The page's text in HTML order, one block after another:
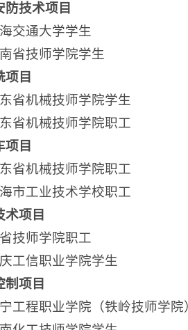
防技术项目
交通大学学生
省技师学院学生
项目
省机械技师学院学生
省机械技师学院职工
项目
省机械技师学院职工
市工业技术学校职工
术项目
技师学院职工
工信职业学院学生
制项目
工程职业学院（铁岭技师学院